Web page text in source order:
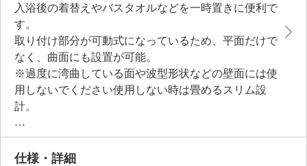
入浴後の着替えやバスタオルなどを一時置きに便利で
す。
取り付け部分が可動式になっているため、平面だけで
なく、曲面にも設置が可能。
※過度に湾曲している面や波型形状などの壁面には使
用しないでください使用しない時は畳めるスリム設
計。
マグネット式なので、設置場所の変更もらくらくで
す。
仕様・詳細